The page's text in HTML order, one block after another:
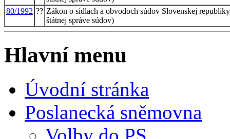
80/1992 ?? Zákon o sídlach a obvodoch súdov Slovenskej
štátnej správe súdov)
Hlavní menu
Úvodní stránka
Poslanecká sněmovna